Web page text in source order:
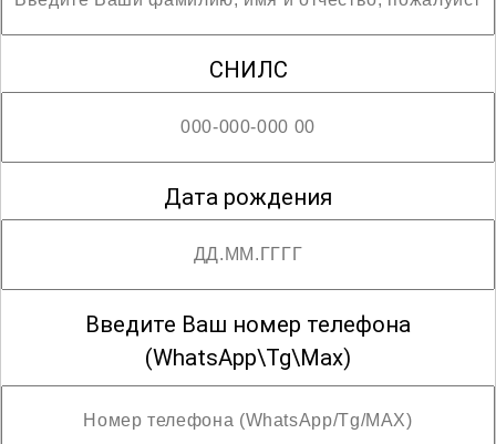
; Возможны разряды со второго по третий
СНИЛС
Дата рождения
Введите Ваш номер телефона
(WhatsApp\Tg\Max)